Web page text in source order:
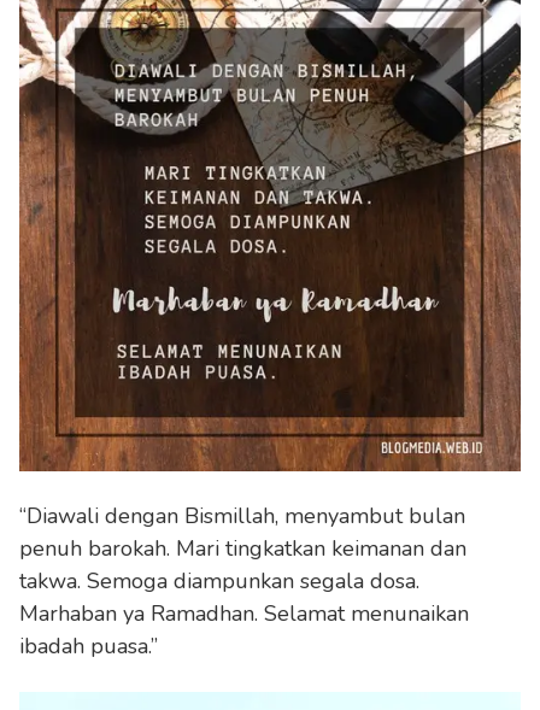
“Diawali dengan Bismillah, menyambut bulan
penuh barokah. Mari tingkatkan keimanan dan
takwa. Semoga diampunkan segala dosa.
Marhaban ya Ramadhan. Selamat menunaikan
ibadah puasa.”